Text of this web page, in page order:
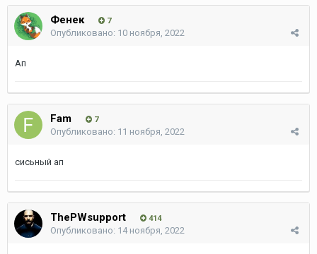
Фенек 7
Опубликовано: 10 ноября, 2022
Ап
Fam 7
Опубликовано: 11 ноября, 2022
сисьный ап
ThePWsupport 414
Опубликовано: 14 ноября, 2022